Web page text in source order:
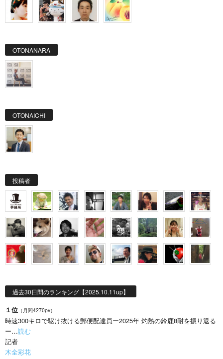
OTONANARA
OTONAICHI
投稿者
過去30日間のランキング【2025.10.11up】
１位 （月間4270pv）
時速300キロで駆け抜ける郵便配達員ー2025年 灼熱の鈴鹿8耐を振り返る
ー…読む
記者
木全彩花